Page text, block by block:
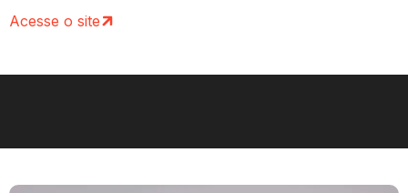
Acesse o site